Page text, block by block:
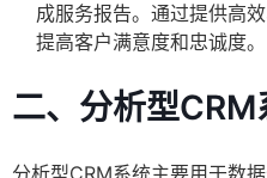
成服务报告。通过提供高
提高客户满意度和忠诚度。
二、分析型CRM